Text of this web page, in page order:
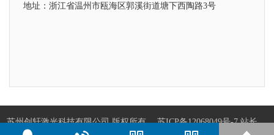
地址：浙江省温州市瓯海区郭溪街道塘下西陶路3号
苏州创轩激光科技有限公司 版权所有 苏ICP备12068049号-7 站长